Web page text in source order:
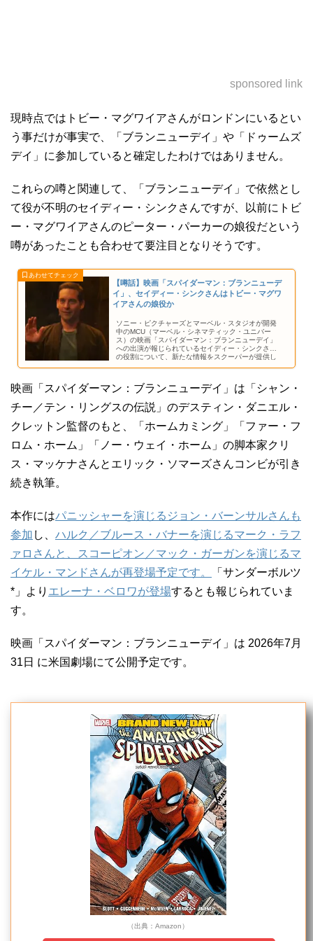
sponsored link
現時点ではトビー・マグワイアさんがロンドンにいるとい
う事だけが事実で、「ブランニューデイ」や「ドゥームズ
デイ」に参加していると確定したわけではありません。
これらの噂と関連して、「ブランニューデイ」で依然とし
て役が不明のセイディー・シンクさんですが、以前にトビ
ー・マグワイアさんのピーター・パーカーの娘役だという
噂があったことも合わせて要注目となりそうです。
【噂話】映画「スパイダーマン：ブランニューデ
イ」、セイディー・シンクさんはトビー・マグワ
イアさんの娘役か
ソニー・ピクチャーズとマーベル・スタジオが開発
中のMCU（マーベル・シネマティック・ユニバー
ス）の映画「スパイダーマン：ブランニューデイ」
への出演が報じられているセイディー・シンクさん
の役割について、新たな情報をスクーパーが提供し
映画「スパイダーマン：ブランニューデイ」は「シャン・
チー／テン・リングスの伝説」のデスティン・ダニエル・
クレットン監督のもと、「ホームカミング」「ファー・フ
ロム・ホーム」「ノー・ウェイ・ホーム」の脚本家クリ
ス・マッケナさんとエリック・ソマーズさんコンビが引き
続き執筆。
本作にはパニッシャーを演じるジョン・バーンサルさんも
参加 し、 ハルク／ブルース・バナーを演じるマーク・ラフ
ァロさんと、スコーピオン／マック・ガーガンを演じるマ
イケル・マンドさんが再登場予定です。
「サンダーボルツ
*」より エレーナ・ベロワが登場するとも報じられていま
す。
映画「スパイダーマン：ブランニューデイ」は 2026年7月
31日 に米国劇場にて公開予定です。
（出典：Amazon）